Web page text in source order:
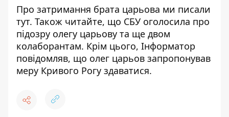
Про затримання брата царьова ми писали
тут. Також читайте, що СБУ оголосила про
підозру олегу царьову та ще двом
колаборантам. Крім цього, Інформатор
повідомляв, що олег царьов запропонував
меру Кривого Рогу здаватися.